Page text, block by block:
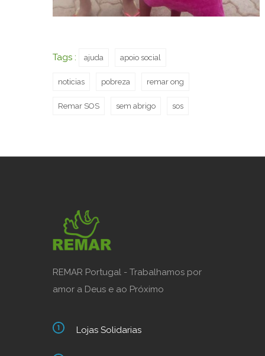
Tags : ajuda apoio social
noticias pobreza remar ong
Remar SOS sem abrigo sos
REMAR Portugal - Trabalhamos por
amor a Deus e ao Próximo
Lojas Solidarias